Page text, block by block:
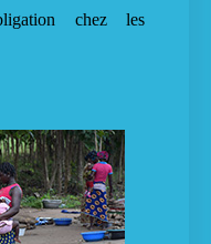
chez les